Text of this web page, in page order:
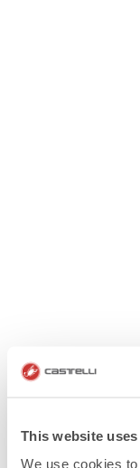
This website
We use cookies